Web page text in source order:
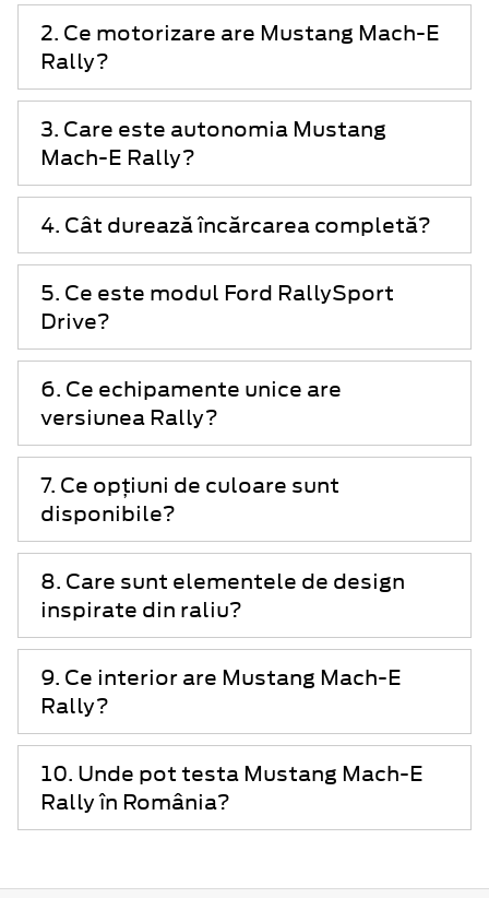
2. Ce motorizare are Mustang Mach-E
Rally?
3. Care este autonomia Mustang
Mach-E Rally?
4. Cât durează încărcarea completă?
5. Ce este modul Ford RallySport
Drive?
6. Ce echipamente unice are
versiunea Rally?
7. Ce opțiuni de culoare sunt
disponibile?
8. Care sunt elementele de design
inspirate din raliu?
9. Ce interior are Mustang Mach-E
Rally?
10. Unde pot testa Mustang Mach-E
Rally în România?